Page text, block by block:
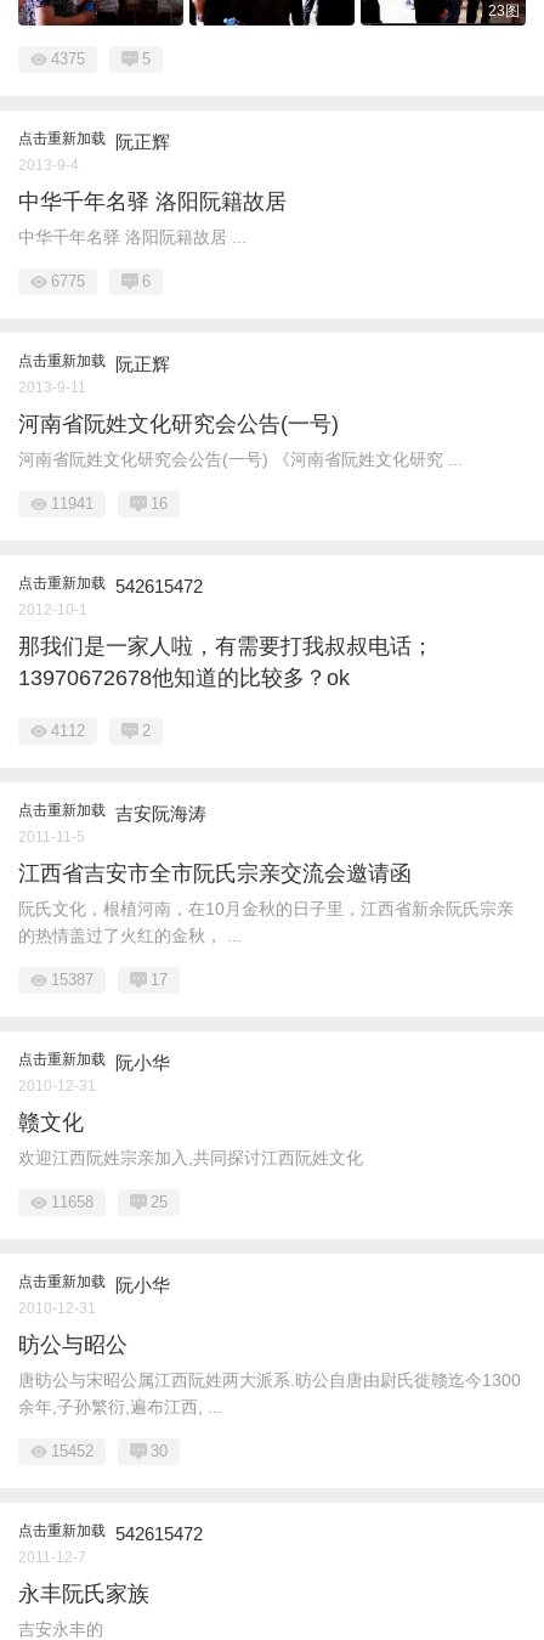
23图
4375 5
点击重新加载 阮正辉
2013-9-4
中华千年名驿 洛阳阮籍故居
中华千年名驿 洛阳阮籍故居 ...
6775 6
点击重新加载 阮正辉
2013-9-11
河南省阮姓文化研究会公告(一号)
河南省阮姓文化研究会公告(一号) 《河南省阮姓文化研究 ...
11941 16
点击重新加载 542615472
2012-10-1
那我们是一家人啦，有需要打我叔叔电话；
13970672678他知道的比较多？ok
4112 2
点击重新加载 吉安阮海涛
2011-11-5
江西省吉安市全市阮氏宗亲交流会邀请函
阮氏文化，根植河南，在10月金秋的日子里，江西省新余阮氏宗亲
的热情盖过了火红的金秋， ...
15387 17
点击重新加载 阮小华
2010-12-31
赣文化
欢迎江西阮姓宗亲加入,共同探讨江西阮姓文化
11658 25
点击重新加载 阮小华
2010-12-31
昉公与昭公
唐昉公与宋昭公属江西阮姓两大派系.昉公自唐由尉氏徙赣迄今1300
余年,子孙繁衍,遍布江西, ...
15452 30
点击重新加载 542615472
2011-12-7
永丰阮氏家族
吉安永丰的